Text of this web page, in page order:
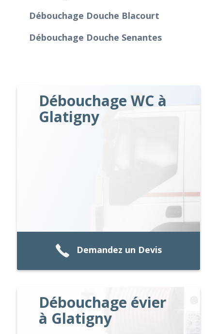
Débouchage Douche Blacourt
Débouchage Douche Senantes
Débouchage WC à
Glatigny
Demandez un Devis
Débouchage évier
à Glatigny